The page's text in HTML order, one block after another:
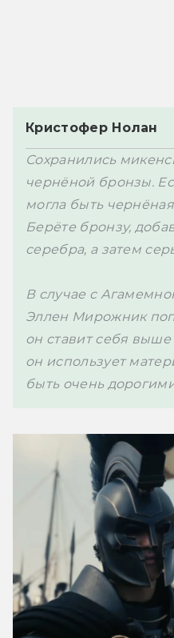
Кристофер Нолан
Сохранились
чернёной бронзы.
могла быть
Берёте бронзу,
серебра, а затем
В случае с
Эллен Мирожник
он ставит себя выше
он использует
быть очень